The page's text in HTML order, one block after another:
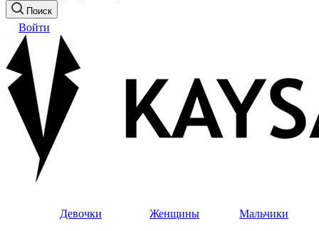
Поиск
Войти
Девочки
Женщины
Мальчики